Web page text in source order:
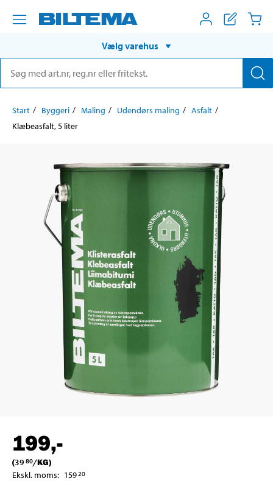
Vælg varehus
Start Byggeri Maling Udendørs maling
Asfalt
Klæbeasfalt, 5 liter
199,-
(39 80/KG)
Ekskl. moms: 15920